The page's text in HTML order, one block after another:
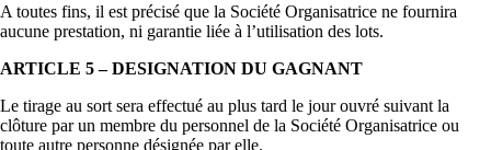
A toutes fins, il est précisé que la Société Organisatrice ne fournira
aucune prestation, ni garantie liée à l’utilisation des lots.
ARTICLE 5 – DESIGNATION DU GAGNANT
Le tirage au sort sera effectué au plus tard le jour ouvré suivant la
clôture par un membre du personnel de la Société Organisatrice ou
toute autre personne désignée par elle.